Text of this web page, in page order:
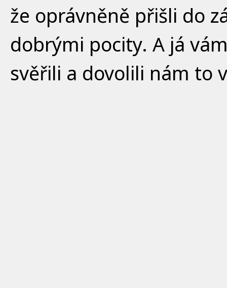
že oprávněně přišli do
dobrými pocity. A já
svěřili a dovolili nám to